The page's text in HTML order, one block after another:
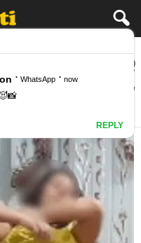
پسره مخفیانه از
خواهرش فیلم گرفته